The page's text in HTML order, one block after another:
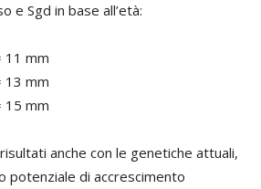
e Sgd in base all’età:
11 mm
13 mm
15 mm
anche con le genetiche attuali,
potenziale di accrescimento